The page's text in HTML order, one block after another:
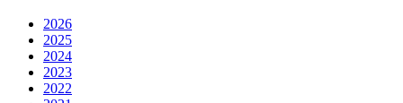
2026
2025
2024
2023
2022